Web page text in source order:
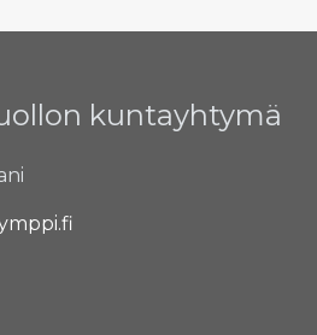
kuntayhtymä